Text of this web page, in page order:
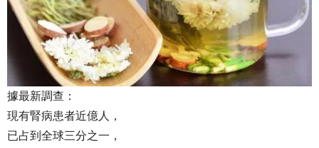
據最新調查：
現有腎病患者近億人，
已占到全球三分之一，